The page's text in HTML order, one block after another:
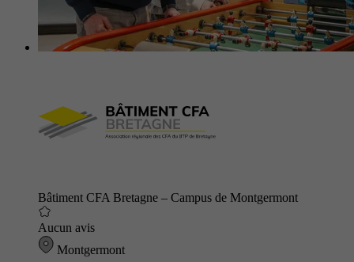
Bâtiment CFA Bretagne – Campus de Montgermont
Aucun avis
Montgermont